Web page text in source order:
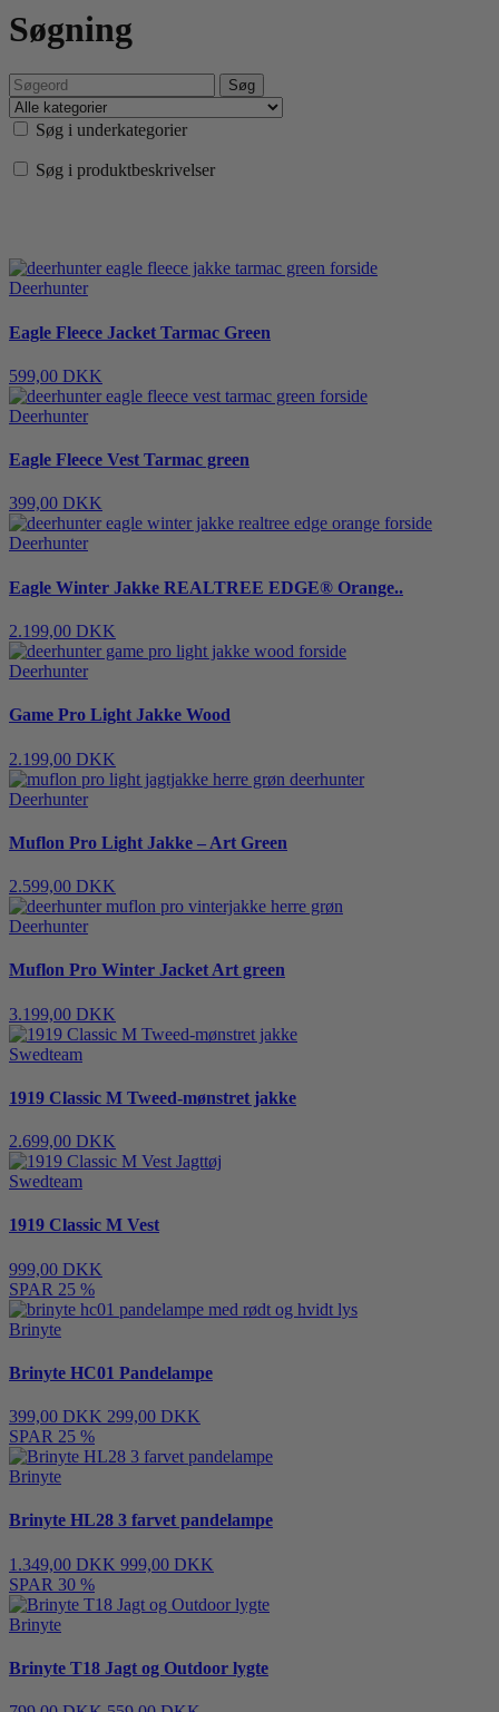
Søgning
Søg i underkategorier
Søg i produktbeskrivelser
Deerhunter
Eagle Fleece Jacket Tarmac Green
599,00 DKK
Deerhunter
Eagle Fleece Vest Tarmac green
399,00 DKK
Deerhunter
Eagle Winter Jakke REALTREE EDGE® Orange..
2.199,00 DKK
Deerhunter
Game Pro Light Jakke Wood
2.199,00 DKK
Deerhunter
Muflon Pro Light Jakke – Art Green
2.599,00 DKK
Deerhunter
Muflon Pro Winter Jacket Art green
3.199,00 DKK
Swedteam
1919 Classic M Tweed-mønstret jakke
2.699,00 DKK
Swedteam
1919 Classic M Vest
999,00 DKK
SPAR 25 %
Brinyte
Brinyte HC01 Pandelampe
399,00 DKK 299,00 DKK
SPAR 25 %
Brinyte
Brinyte HL28 3 farvet pandelampe
1.349,00 DKK 999,00 DKK
SPAR 30 %
Brinyte
Brinyte T18 Jagt og Outdoor lygte